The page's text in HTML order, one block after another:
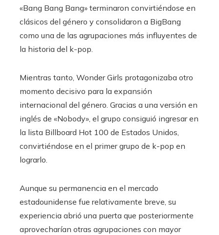
«Bang Bang Bang» terminaron convirtiéndose en
clásicos del género y consolidaron a BigBang
como una de las agrupaciones más influyentes de
la historia del k-pop.
Mientras tanto, Wonder Girls protagonizaba otro
momento decisivo para la expansión
internacional del género. Gracias a una versión en
inglés de «Nobody», el grupo consiguió ingresar en
la lista Billboard Hot 100 de Estados Unidos,
convirtiéndose en el primer grupo de k-pop en
lograrlo.
Aunque su permanencia en el mercado
estadounidense fue relativamente breve, su
experiencia abrió una puerta que posteriormente
aprovecharían otras agrupaciones con mayor